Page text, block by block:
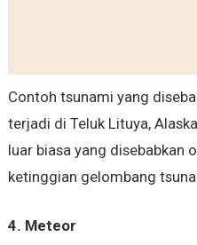
Contoh tsunami yang
terjadi di Teluk Lituya,
luar biasa yang disebabkan
ketinggian gelombang
4. Meteor